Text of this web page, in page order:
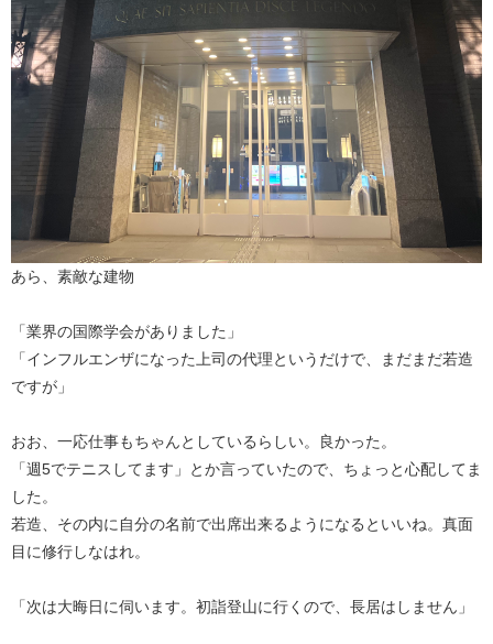
あら、素敵な建物
「業界の国際学会がありました」
「インフルエンザになった上司の代理というだけで、まだまだ若造
ですが」
おお、一応仕事もちゃんとしているらしい。良かった。
「週5でテニスしてます」とか言っていたので、ちょっと心配してま
した。
若造、その内に自分の名前で出席出来るようになるといいね。真面
目に修行しなはれ。
「次は大晦日に伺います。初詣登山に行くので、長居はしません」